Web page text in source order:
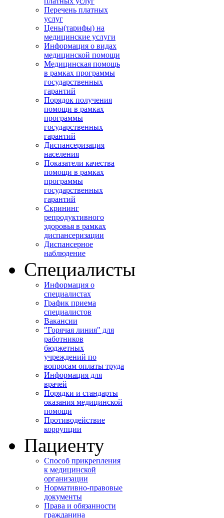
Перечень платных
услуг
Цены(тарифы) на
медицинские услуги
Информация о видах
медицинской помощи
Медицинская помощь
в рамках программы
государственных
гарантий
Порядок получения
помощи в рамках
программы
государственных
гарантий
Диспансеризация
населения
Показатели качества
помощи в рамках
программы
государственных
гарантий
Скрининг
репродуктивного
здоровья в рамках
диспансеризации
Диспансерное
наблюдение
Специалисты
Информация о
специалистах
График приема
специалистов
Вакансии
"Горячая линия" для
работников
бюджетных
учреждений по
вопросам оплаты труда
Информация для
врачей
Порядки и стандарты
оказания медицинской
помощи
Противодействие
коррупции
Пациенту
Способ прикрепления
к медицинской
организации
Нормативно-правовые
документы
Права и обязанности
гражданина